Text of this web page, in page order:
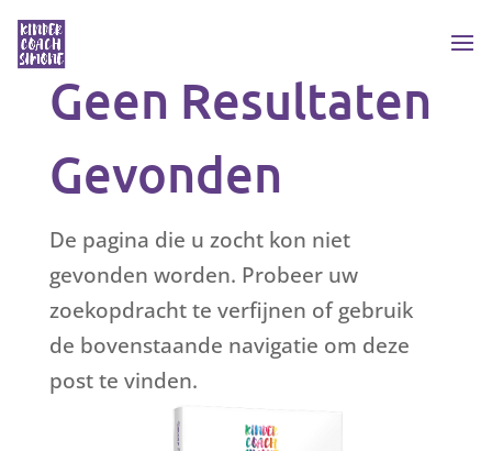
Geen Resultaten
Gevonden
De pagina die u zocht kon niet
gevonden worden. Probeer uw
zoekopdracht te verfijnen of gebruik
de bovenstaande navigatie om deze
post te vinden.